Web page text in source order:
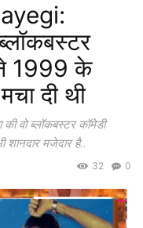
1999 के
दी थी
वो ब्लॉकबस्टर कॉमेडी
मजेदार है..
0
32